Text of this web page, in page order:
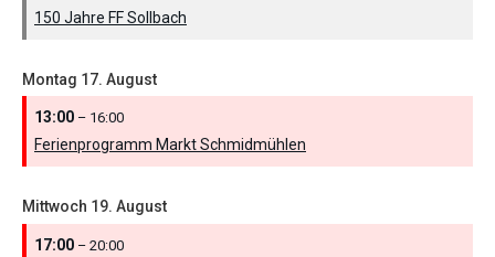
150 Jahre FF Sollbach
Montag 17. August
13:00 – 16:00
Ferienprogramm Markt Schmidmühlen
Mittwoch 19. August
17:00 – 20:00